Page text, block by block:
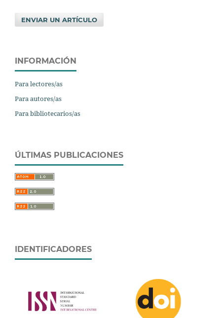
ENVIAR UN ARTÍCULO
INFORMACIÓN
Para lectores/as
Para autores/as
Para bibliotecarios/as
ÚLTIMAS PUBLICACIONES
IDENTIFICADORES